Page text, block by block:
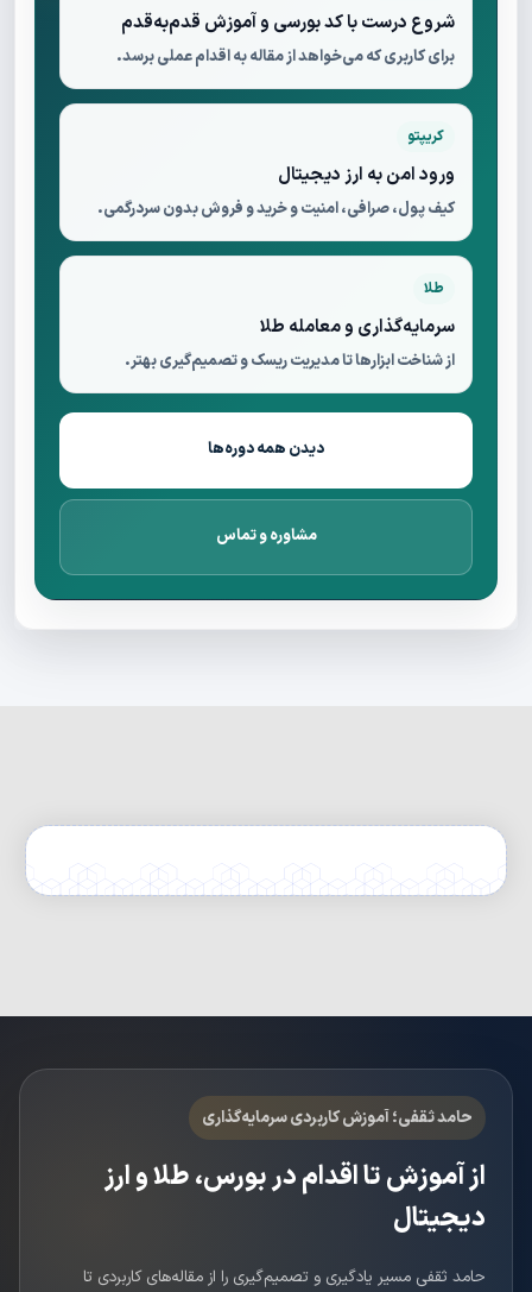
شروع درست با کد بورسی و آموزش قدم‌به‌قدم
برای کاربری که می‌خواهد از مقاله به اقدام عملی برسد.
کریپتو
ورود امن به ارز دیجیتال
کیف پول، صرافی، امنیت و خرید و فروش بدون سردرگمی.
طلا
سرمایه‌گذاری و معامله طلا
از شناخت ابزارها تا مدیریت ریسک و تصمیم‌گیری بهتر.
دیدن همه دوره‌ها
مشاوره و تماس
حامد ثقفی؛ آموزش کاربردی سرمایه‌گذاری
از آموزش تا اقدام در بورس، طلا و ارز
دیجیتال
حامد ثقفی مسیر یادگیری و تصمیم‌گیری را از مقاله‌های کاربردی تا